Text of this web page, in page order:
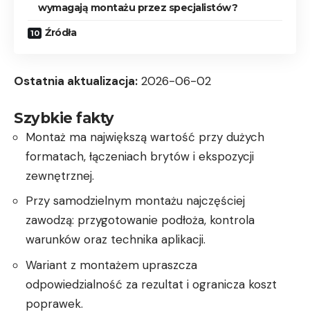
wymagają montażu przez specjalistów?
Źródła
Ostatnia aktualizacja: 2026-06-02
Szybkie fakty
Montaż ma największą wartość przy dużych
formatach, łączeniach brytów i ekspozycji
zewnętrznej.
Przy samodzielnym montażu najczęściej
zawodzą: przygotowanie podłoża, kontrola
warunków oraz technika aplikacji.
Wariant z montażem upraszcza
odpowiedzialność za rezultat i ogranicza koszt
poprawek.